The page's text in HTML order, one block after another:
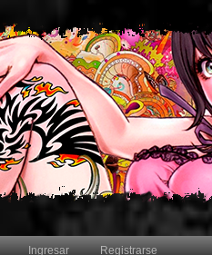
Ingresar Registrarse